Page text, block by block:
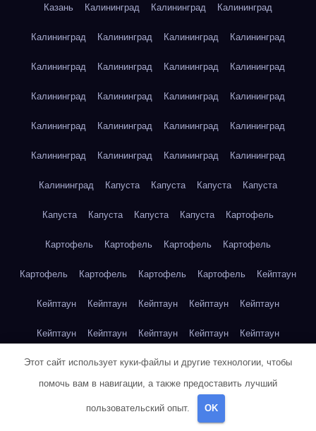
Казань Калининград Калининград Калининград
Калининград Калининград Калининград Калининград
Калининград Калининград Калининград Калининград
Калининград Калининград Калининград Калининград
Калининград Калининград Калининград Калининград
Калининград Калининград Калининград Калининград
Калининград Капуста Капуста Капуста Капуста
Капуста Капуста Капуста Капуста Картофель
Картофель Картофель Картофель Картофель
Картофель Картофель Картофель Картофель Кейптаун
Кейптаун Кейптаун Кейптаун Кейптаун Кейптаун
Кейптаун Кейптаун Кейптаун Кейптаун Кейптаун
Кейптаун Кейптаун Кейптаун Кейптаун Кейптаун
Кейптаун
Клубника
Этот сайт использует куки-файлы и другие технологии, чтобы
помочь вам в навигации, а также предоставить лучший
пользовательский опыт. OK